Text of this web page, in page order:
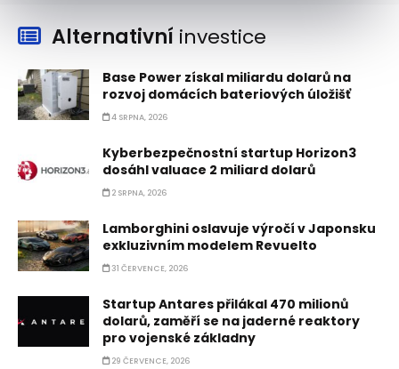
Alternativní investice
Base Power získal miliardu dolarů na
rozvoj domácích bateriových úložišť
4 SRPNA, 2026
Kyberbezpečnostní startup Horizon3
dosáhl valuace 2 miliard dolarů
2 SRPNA, 2026
Lamborghini oslavuje výročí v Japonsku
exkluzivním modelem Revuelto
31 ČERVENCE, 2026
Startup Antares přilákal 470 milionů
dolarů, zaměří se na jaderné reaktory
pro vojenské základny
29 ČERVENCE, 2026